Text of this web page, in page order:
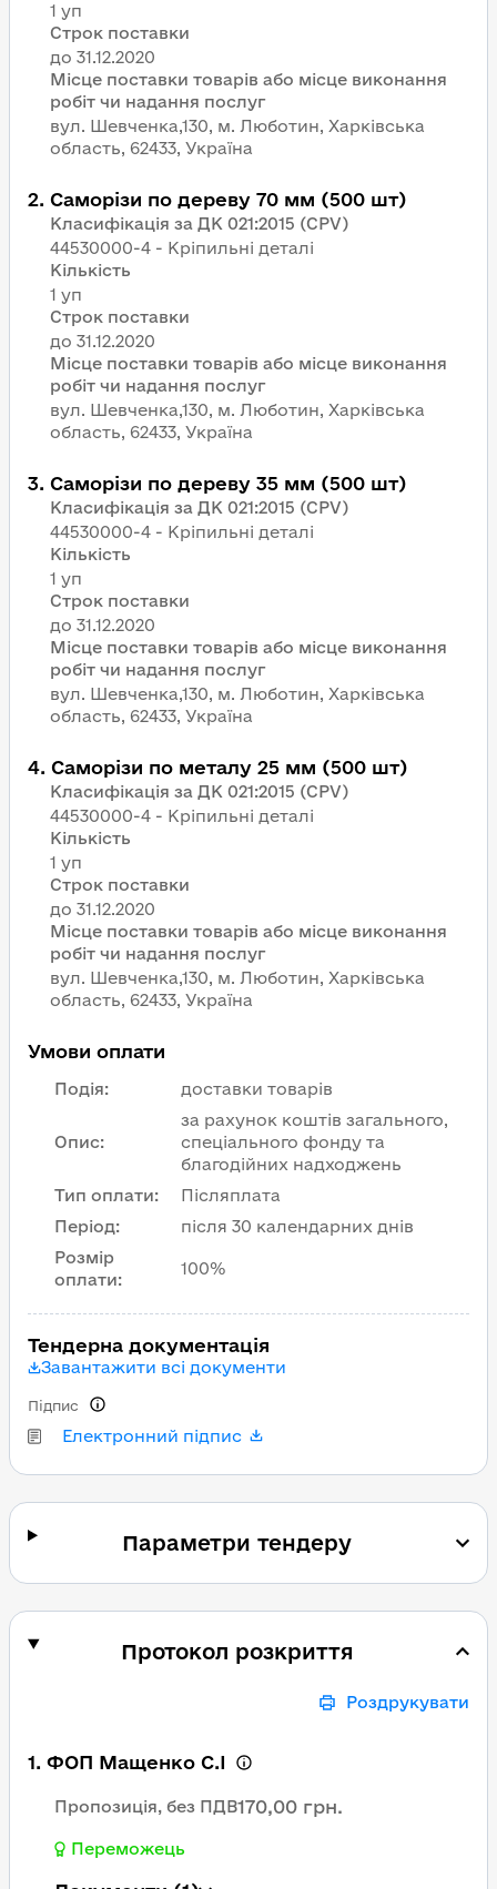
1 уп
Строк поставки
Місце поставки товарів або місце виконання
робіт чи надання послуг
вул. Шевченка,130, м. Люботин, Харківська
область, 62433, Україна
2. Саморізи по дереву 70 мм (500 шт)
Класифікація за ДК 021:2015 (CPV)
44530000-4 - Кріпильні деталі
Кількість
1 уп
Строк поставки
Місце поставки товарів або місце виконання
робіт чи надання послуг
вул. Шевченка,130, м. Люботин, Харківська
область, 62433, Україна
3. Саморізи по дереву 35 мм (500 шт)
Класифікація за ДК 021:2015 (CPV)
44530000-4 - Кріпильні деталі
Кількість
1 уп
Строк поставки
Місце поставки товарів або місце виконання
робіт чи надання послуг
вул. Шевченка,130, м. Люботин, Харківська
область, 62433, Україна
4. Саморізи по металу 25 мм (500 шт)
Класифікація за ДК 021:2015 (CPV)
44530000-4 - Кріпильні деталі
Кількість
1 уп
Строк поставки
Місце поставки товарів або місце виконання
робіт чи надання послуг
вул. Шевченка,130, м. Люботин, Харківська
область, 62433, Україна
Умови оплати
Подія: доставки товарів
Опис:
за рахунок коштів загального,
спеціального фонду та
благодійних надходжень
Тип оплати:
Післяплата
Період:
після 30 календарних днів
Розмір
оплати:
100%
Тендерна документація
Завантажити всі документи
Електронний підпис
Підпис
Параметри тендеру
Протокол розкриття
Роздрукувати
1. ФОП Мащенко С.І
Пропозиція, без ПДВ170,00 грн.
Переможець